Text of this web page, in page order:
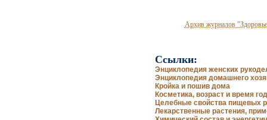
Архив журналов
Ссылки:
Энциклопедия женских
Энциклопедия домашнего
Кройка и пошив дома
Косметика, возраст и время
Целебные свойства пищевых
Лекарственные растения,